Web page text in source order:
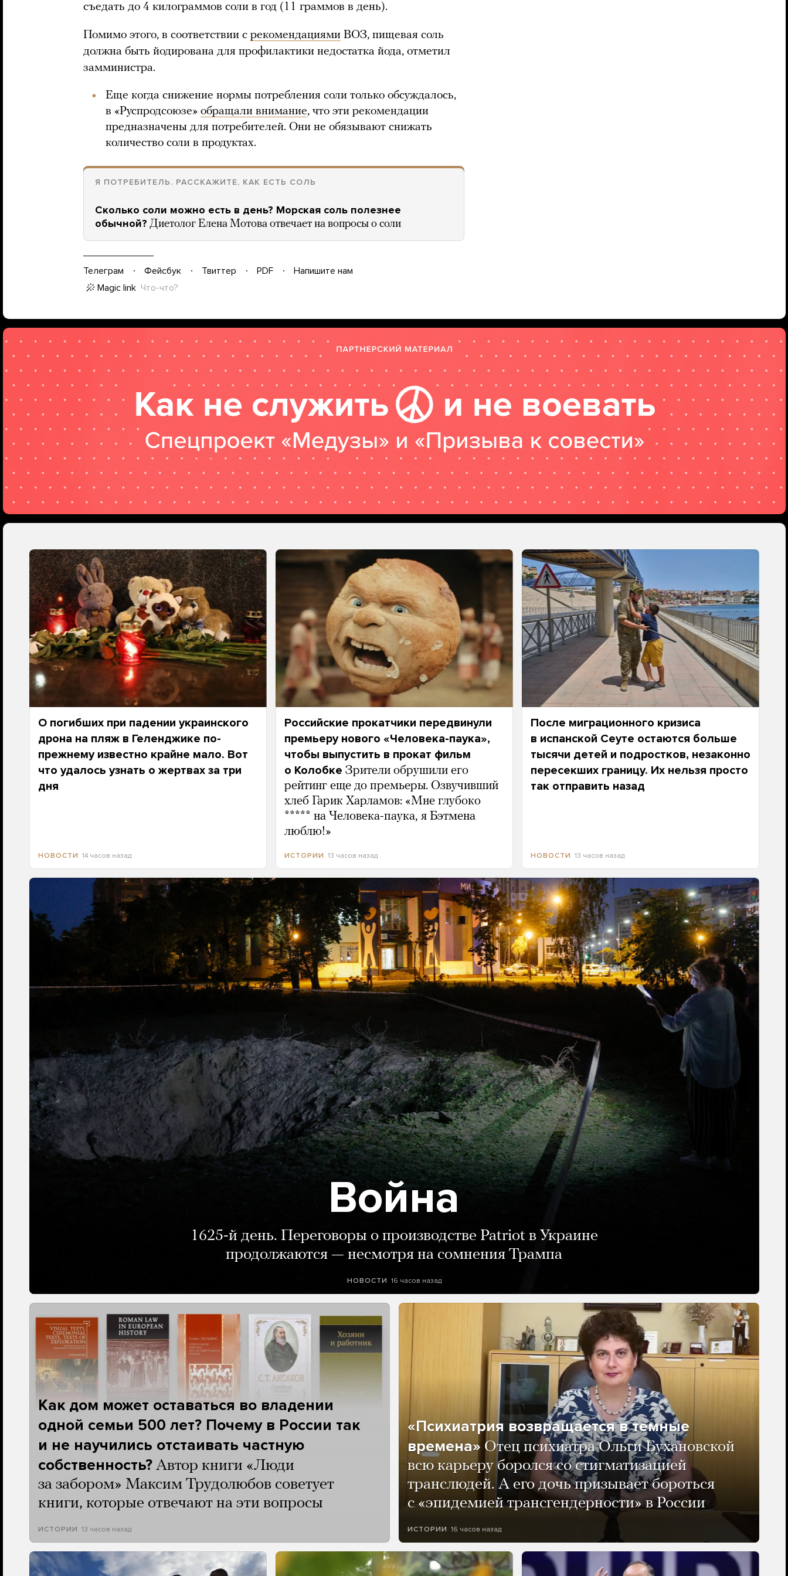
съедать до 4 килограммов соли в год (11 граммов в день).
Помимо этого, в соответствии с рекомендациями ВОЗ, пищевая соль
должна быть йодирована для профилактики недостатка йода, отметил
замминистра.
Еще когда снижение нормы потребления соли только обсуждалось,
в «Руспродсоюзе» обращали внимание, что эти рекомендации
предназначены для потребителей. Они не обязывают снижать
количество соли в продуктах.
Я ПОТРЕБИТЕЛЬ. РАССКАЖИТЕ, КАК ЕСТЬ СОЛЬ
Сколько соли можно есть в день? Морская соль полезнее
обычной? Диетолог Елена Мотова отвечает на вопросы о соли
Телеграм Фейсбук Твиттер PDF
Напишите нам
Magic link Что-что?
О погибших при падении украинского
дрона на пляж в Геленджике по-
прежнему известно крайне мало. Вот
что удалось узнать о жертвах за три
дня
НОВОСТИ 14 часов назад
Российские прокатчики передвинули
премьеру нового «Человека-паука»,
чтобы выпустить в прокат фильм
о Колобке Зрители обрушили его
рейтинг еще до премьеры. Озвучивший
хлеб Гарик Харламов: «Мне глубоко
***** на Человека-паука, я Бэтмена
люблю!»
ИСТОРИИ 13 часов назад
После миграционного кризиса
в испанской Сеуте остаются больше
тысячи детей и подростков, незаконно
пересекших границу. Их нельзя просто
так отправить назад
НОВОСТИ 13 часов назад
Война
1625-й день. Переговоры о производстве Patriot в Украине
продолжаются — несмотря на сомнения Трампа
НОВОСТИ 16 часов назад
Как дом может оставаться во владении
одной семьи 500 лет? Почему в России так
и не научились отстаивать частную
собственность? Автор книги «Люди
за забором» Максим Трудолюбов советует
книги, которые отвечают на эти вопросы
ИСТОРИИ 13 часов назад
«Психиатрия возвращается в темные
времена» Отец психиатра Ольги Бухановской
всю карьеру боролся со стигматизацией
транслюдей. А его дочь призывает бороться
с «эпидемией трансгендерности» в России
ИСТОРИИ 16 часов назад